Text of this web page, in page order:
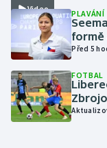
Motorsport
Olympijské hry
Parasport
Plavání
Video PLAVÁNÍ
formě
Před 5
FOTBAL